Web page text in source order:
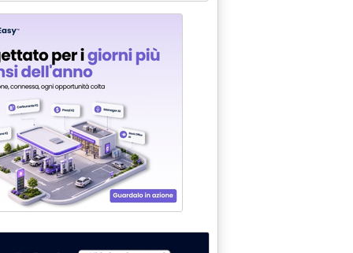
URBANA SE NE E' PARLATO IN UN CONVEGNO API'